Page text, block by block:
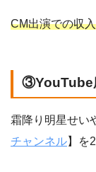
CM出演での収
③YouTube
霜降り明星せい
チャンネル】を